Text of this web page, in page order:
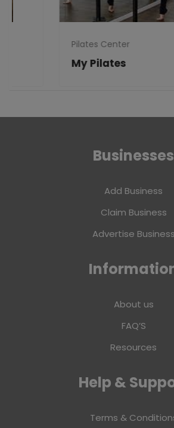
Pilates Center
My Pilates
Businesses
Add Business
Claim Business
Advertise Business
About us
FAQ’S
Resources
Help &
Terms &